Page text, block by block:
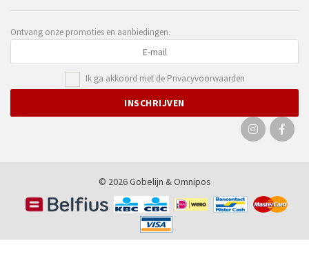
Ontvang onze promoties en aanbiedingen.
Ik ga akkoord met de Privacyvoorwaarden
© 2026 Gobelijn &Omnipos